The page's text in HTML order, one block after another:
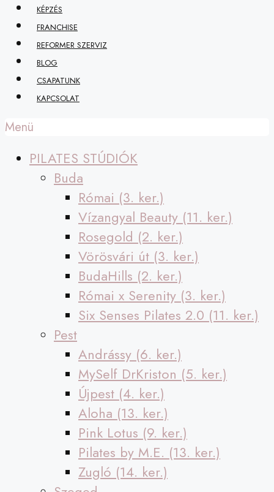
KÉPZÉS
FRANCHISE
REFORMER SZERVIZ
BLOG
CSAPATUNK
KAPCSOLAT
Menü
PILATES STÚDIÓK
Buda
Római (3. ker.)
Vízangyal Beauty (11. ker.)
Rosegold (2. ker.)
Vörösvári út (3. ker.)
BudaHills (2. ker.)
Római x Serenity (3. ker.)
Six Senses Pilates 2.0 (11. ker.)
Pest
Andrássy (6. ker.)
MySelf DrKriston (5. ker.)
Újpest (4. ker.)
Aloha (13. ker.)
Pink Lotus (9. ker.)
Pilates by M.E. (13. ker.)
Zugló (14. ker.)